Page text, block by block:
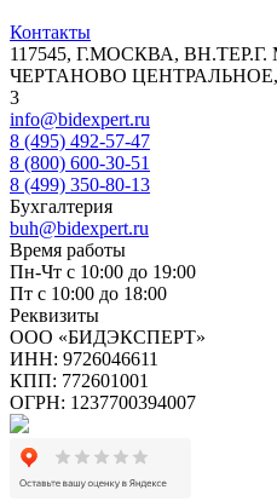
Контакты
117545, Г.МОСКВА,
ЧЕРТАНОВО
3
info@bidexpert.ru
8 (495) 492-57-47
8 (800) 600-30-51
8 (499) 350-80-13
Бухгалтерия
buh@bidexpert.ru
Время работы
Пн-Чт с 10:00 до 19:00
Пт с 10:00 до 18:00
Реквизиты
ООО «БИДЭКСПЕРТ»
ИНН: 9726046611
КПП: 772601001
ОГРН: 1237700394007